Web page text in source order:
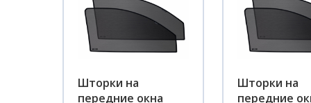
Шторки на
передние окна
Шторки на
передние